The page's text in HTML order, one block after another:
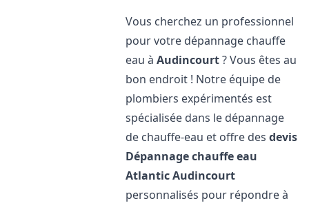
Vous cherchez un professionnel
pour votre dépannage chauffe
eau àAudincourt? Vous êtes au
bon endroit ! Notre équipe de
plombiers expérimentés est
spécialisée dans le dépannage
de chauffe-eau et offre desdevis
Dépannage chauffe eau
AtlanticAudincourt
personnalisés pour répondre à